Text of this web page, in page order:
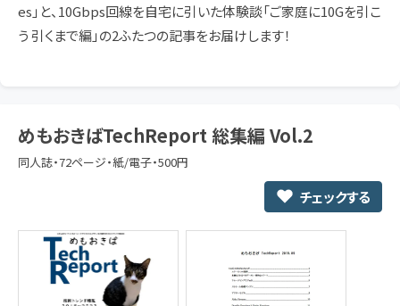
es」と、10Gbps回線を自宅に引いた体験談「ご家庭に10Gを引こ
う 引くまで編」の2ふたつの記事をお届けします！
めもおきばTechReport 総集編 Vol.2
同人誌・72ページ・紙/電子・500円
チェックする